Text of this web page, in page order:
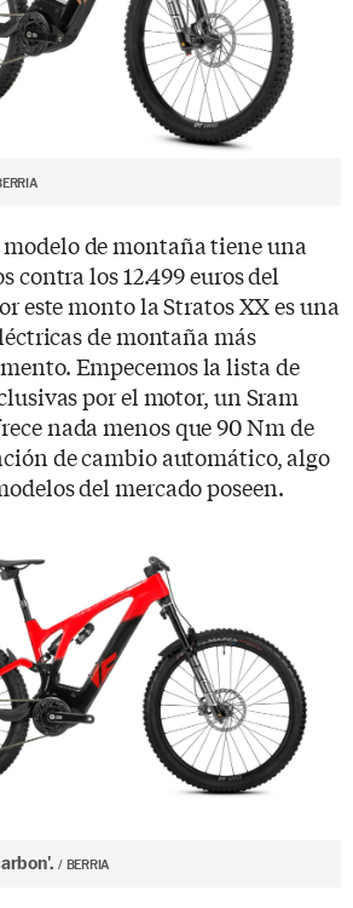
de montaña tiene una
contra los 12.499 euros del
este monto la Stratos XX es una
de montaña más
Empecemos la lista de
por el motor, un Sram
nada menos que 90 Nm de
de cambio automático, algo
del mercado poseen.
BERRIA